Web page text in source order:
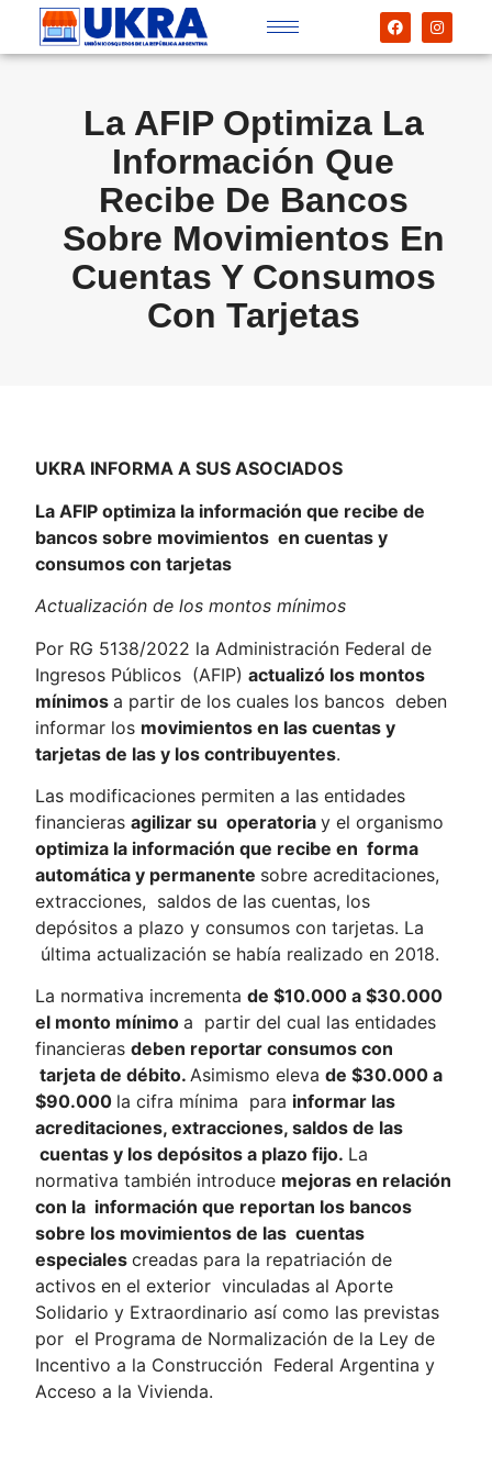
La AFIP Optimiza La
Información Que
Recibe De Bancos
Sobre Movimientos En
Cuentas Y Consumos
Con Tarjetas
UKRA INFORMA A SUS ASOCIADOS
La AFIP optimiza la información que recibe de
bancos sobre movimientos en cuentas y
consumos con tarjetas
Actualización de los montos mínimos
Por RG 5138/2022 la Administración Federal de
Ingresos Públicos (AFIP)actualizó los montos
mínimosa partir de los cuales los bancos deben
informar los movimientos en las cuentas y
tarjetas de las y los contribuyentes.
Las modificaciones permiten a las entidades
financierasagilizar su operatoriay el organismo
optimiza la información que recibe en forma
automática y permanente sobre acreditaciones,
extracciones, saldos de las cuentas, los
depósitos a plazo y consumos con tarjetas. La
última actualización se había realizado en 2018.
La normativa incrementade $10.000 a $30.000
el monto mínimoa partir del cual las entidades
financierasdeben reportar consumos con
tarjeta de débito.Asimismo elevade $30.000 a
$90.000 la cifra mínima para informar las
acreditaciones, extracciones, saldos de las
cuentas y los depósitos a plazo fijo. La
normativa también introduce mejoras en relación
con la información que reportan los bancos
sobre los movimientos de las cuentas
especialescreadas para la repatriación de
activos en el exterior vinculadas al Aporte
Solidario y Extraordinario así como las previstas
por el Programa de Normalización de la Ley de
Incentivo a la Construcción Federal Argentina y
Acceso a la Vivienda.